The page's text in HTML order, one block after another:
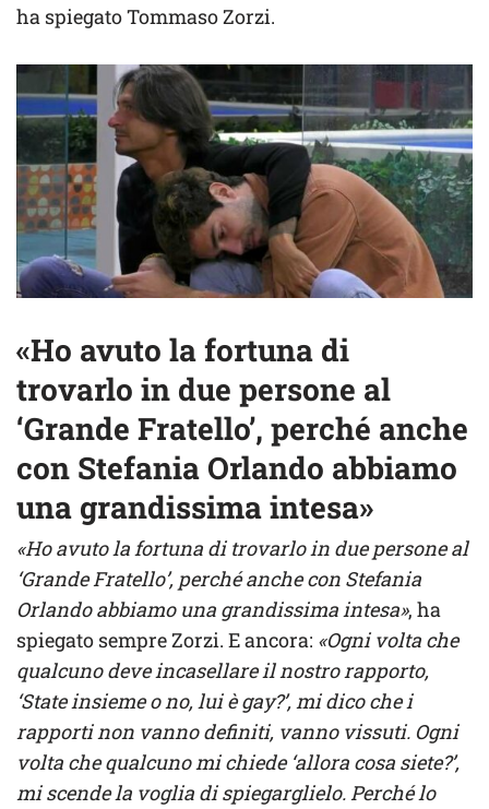
ha spiegato Tommaso Zorzi.
«Ho avuto la fortuna di
trovarlo in due persone al
‘Grande Fratello’, perché anche
con Stefania Orlando abbiamo
una grandissima intesa»
«Ho avuto la fortuna di trovarlo in due persone al
‘Grande Fratello’, perché anche con Stefania
Orlando abbiamo una grandissima intesa», ha
spiegato sempre Zorzi. E ancora: «Ogni volta che
qualcuno deve incasellare il nostro rapporto,
‘State insieme o no, lui è gay?’, mi dico che i
rapporti non vanno definiti, vanno vissuti. Ogni
volta che qualcuno mi chiede ‘allora cosa siete?’,
mi scende la voglia di spiegarglielo. Perché lo